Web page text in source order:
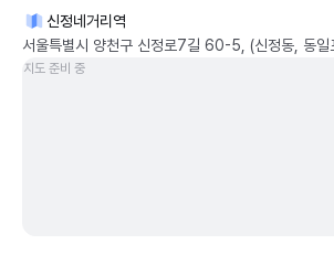
신정네거리역
서울특별시 양천구 신정로7길 60-5, (신정동, 동일
지도 준비 중